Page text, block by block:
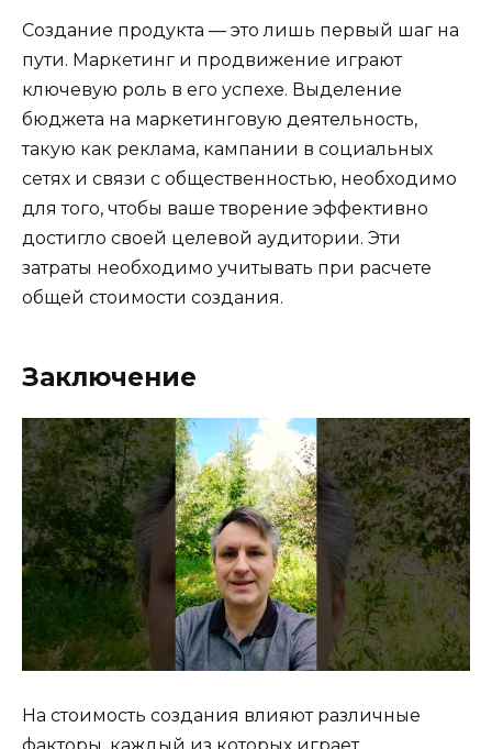
Создание продукта — это лишь первый шаг на
пути. Маркетинг и продвижение играют
ключевую роль в его успехе. Выделение
бюджета на маркетинговую деятельность,
такую ​​как реклама, кампании в социальных
сетях и связи с общественностью, необходимо
для того, чтобы ваше творение эффективно
достигло своей целевой аудитории. Эти
затраты необходимо учитывать при расчете
общей стоимости создания.
Заключение
На стоимость создания влияют различные
факторы, каждый из которых играет